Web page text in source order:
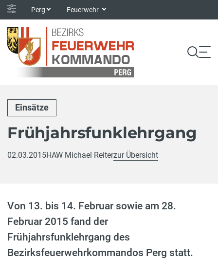
Perg Feuerwehr
Einsätze
Frühjahrsfunklehrgang
02.03.2015HAW Michael Reiterzur Übersicht
Von 13. bis 14. Februar sowie am 28.
Februar 2015 fand der
Frühjahrsfunklehrgang des
Bezirksfeuerwehrkommandos Perg statt.